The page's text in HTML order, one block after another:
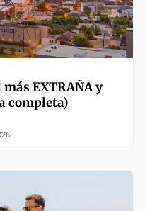
EXTRAÑA y
completa)